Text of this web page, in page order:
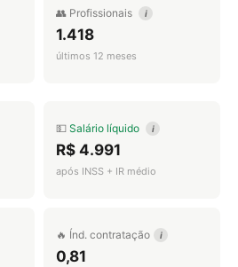
👥 Profissionais i
1.418
últimos 12 meses
💵 Salário líquido i
R$ 4.991
após INSS + IR médio
🔥 Índ. contratação i
0,81